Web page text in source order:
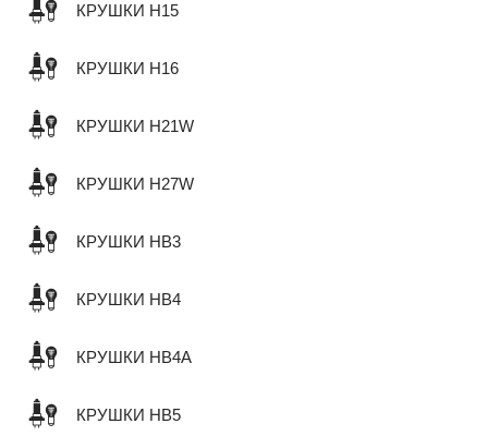
КРУШКИ H15
КРУШКИ H16
КРУШКИ H21W
КРУШКИ H27W
КРУШКИ HB3
КРУШКИ HB4
КРУШКИ HB4A
КРУШКИ HB5